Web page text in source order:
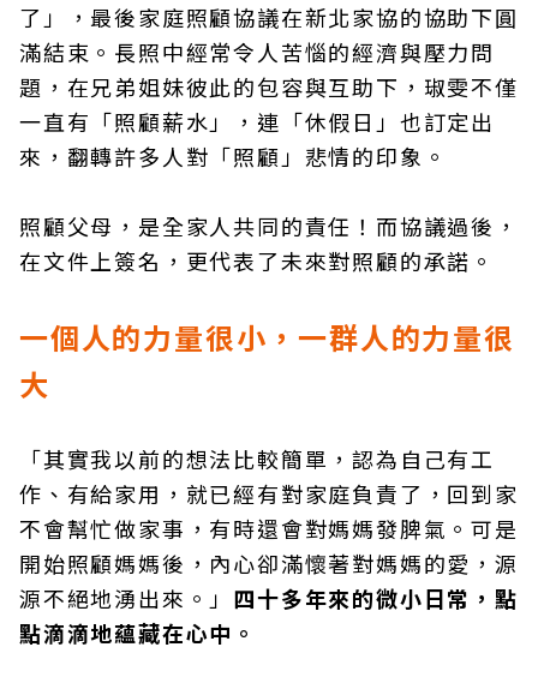
了」，最後家庭照顧協議在新北家協的協助下圓
滿結束。長照中經常令人苦惱的經濟與壓力問
題，在兄弟姐妹彼此的包容與互助下，琡雯不僅
一直有「照顧薪水」，連「休假日」也訂定出
來，翻轉許多人對「照顧」悲情的印象。
照顧父母，是全家人共同的責任！而協議過後，
在文件上簽名，更代表了未來對照顧的承諾。
一個人的力量很小，一群人的力量很
大
「其實我以前的想法比較簡單，認為自己有工
作、有給家用，就已經有對家庭負責了，回到家
不會幫忙做家事，有時還會對媽媽發脾氣。可是
開始照顧媽媽後，內心卻滿懷著對媽媽的愛，源
源不絕地湧出來。」 四十多年來的微小日常，點
點滴滴地蘊藏在心中。